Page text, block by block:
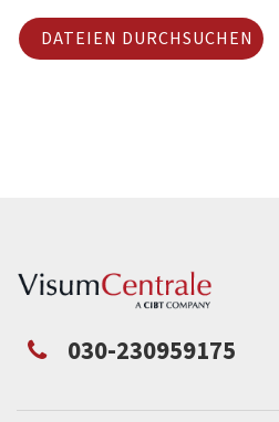
DATEIEN DURCHSUCHEN
030-230959175